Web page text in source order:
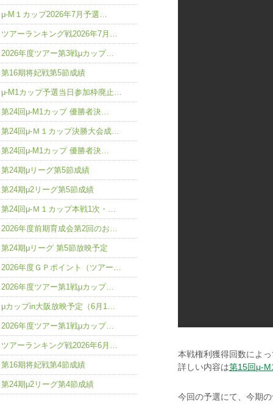
本戦権利獲得回数によ
詳しい内容は第15回μ-
今回の予選にて、今期
μ-M１カップ2026年7月予選…
ツアーランキング戦2026年7月…
2026年度ツアー第3戦μカップ…
第16期将妃戦第5節成績
μ-M1カップ予選当日参加枠廃止…
第24回μ-M1カップ 優勝者決…
第24回μ-Ｍ１カップ決勝大会成…
第24回μ-M1カップ 優勝者決…
第24期μリーグ第5節成績
第24期μ2リーグ第5節成績
第24回μ-Ｍ１カップ本戦1次・…
2026年度前期育成会第2回のお…
第24期μリーグ 第5節放映予定
2026年度ＧＰポイント（ツアー…
2026年度ツアー第1戦μカップ…
μカップin大阪放映予定（6月1…
2026年度ツアー第1戦μカップ…
ツアーランキング戦2026年6月…
第16期将妃戦第4節成績
第24期μ2リーグ第4節成績